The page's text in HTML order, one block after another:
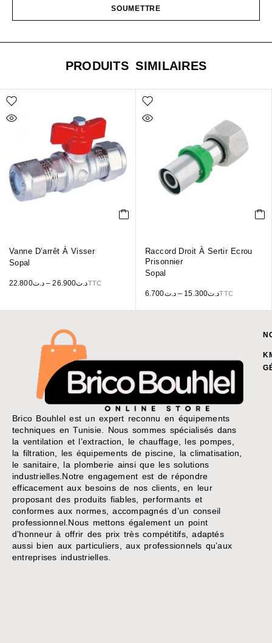
PRODUITS SIMILAIRES
Vanne D’arrêt À Visser
Sopal
د.ت22.800 – د.ت26.900 TTC
Raccord Droit À Sertir Ecrou
Prisonnier
Sopal
د.ت6.700 – د.ت15.300 TTC
Brico Bouhlel est un expert reconnu en équipements
techniques en Tunisie. Nous sommes spécialisés dans
la ventilation et l’extraction, le chauffage, les pompes,
la filtration, les équipements de piscine, la climatisation,
le sanitaire, la plomberie ainsi que les solutions
industrielles.Notre engagement est de répondre
efficacement aux besoins de nos clients, en leur
proposant des produits fiables, performants et
conformes aux normes, accompagnés d’un conseil
professionnel.Nous mettons également un point
d’honneur à offrir des prix très compétitifs, adaptés
aussi bien aux particuliers, aux professionnels qu’aux
entreprises industrielles.